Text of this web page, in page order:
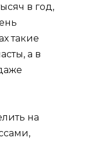
в год,
такие
а в
на